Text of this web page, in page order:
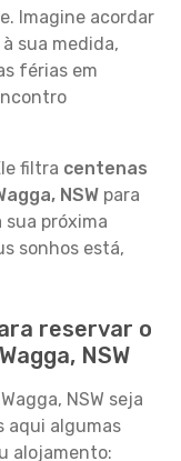
Imagine acordar
sua medida,
férias em
filtra centenas
NSW para
próxima
sonhos está,
reservar o
NSW
NSW seja
aqui algumas
alojamento: